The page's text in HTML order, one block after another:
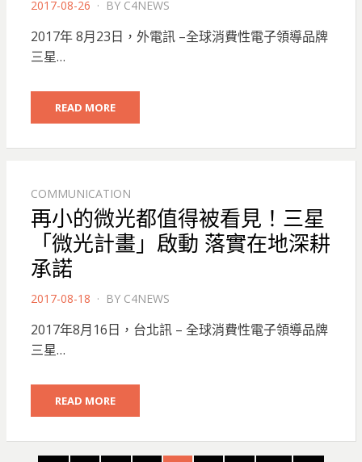
POSTED
2017-08-26 BY C4NEWS
2017年 8月23日，外電訊 –全球消費性電子領導品牌
三星…
READ MORE
COMMUNICATION
再小的微光都值得被看見！三星
「微光計畫」啟動 落實在地深耕
承諾
POSTED
2017-08-18 BY C4NEWS
2017年8月16日，台北訊 – 全球消費性電子領導品牌
三星…
READ MORE